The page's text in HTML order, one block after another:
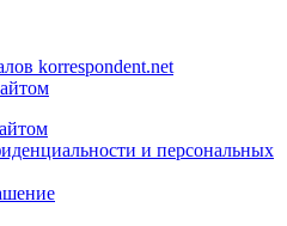
korrespondent.net
и персональных